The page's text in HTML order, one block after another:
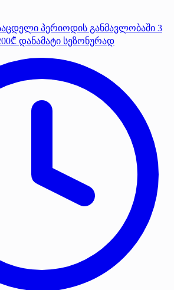
პერიოდის განმავლობაში 3
დანამატი სეზონურად